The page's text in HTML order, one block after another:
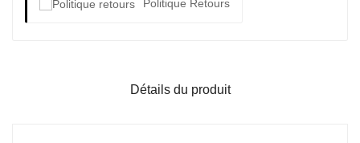
Politique Retours
Détails du produit